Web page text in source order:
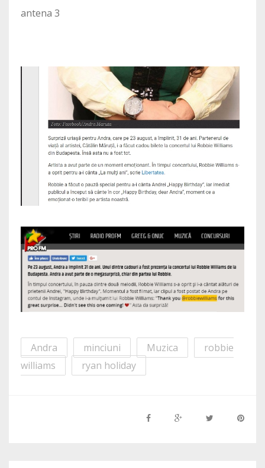
antena 3
Andra minciuni Muzica
robbie
williams
ryan holiday